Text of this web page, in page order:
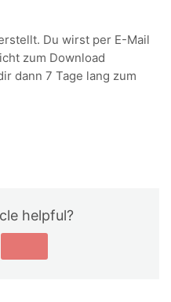
Du wirst per E-Mail
zum Download
dann 7 Tage lang zum
helpful?